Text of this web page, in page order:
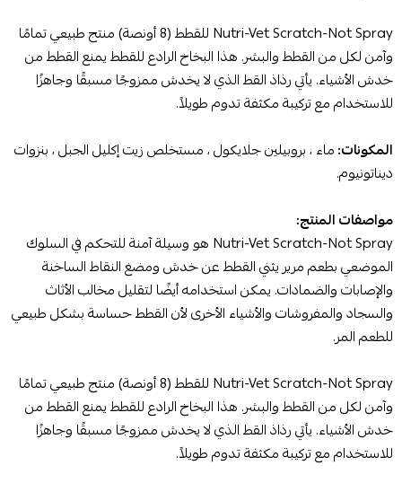
Nutri-Vet Scratch-Not Spray للقطط (8 أونصة) منتج طبيعي تمامًا
وآمن لكل من القطط والبشر. هذا البخاخ الرادع للقطط يمنع القطط من
خدش الأشياء. يأتي رذاذ القط الذي لا يخدش ممزوجًا مسبقًا وجاهزًا
للاستخدام مع تركيبة مكثفة تدوم طويلاً.
المكونات:ماء ، بروبيلين جلايكول ، مستخلص زيت إكليل الجبل ، بنزوات
ديناتونيوم.
مواصفات المنتج:
Nutri-Vet Scratch-Not Spray هو وسيلة آمنة للتحكم في السلوك
الموضعي بطعم مرير يثني القطط عن خدش ومضغ النقاط الساخنة
والإصابات والضمادات. يمكن استخدامه أيضًا لتقليل مخالب الأثاث
والسجاد والمفروشات والأشياء الأخرى لأن القطط حساسة بشكل طبيعي
للطعم المر.
Nutri-Vet Scratch-Not Spray للقطط (8 أونصة) منتج طبيعي تمامًا
وآمن لكل من القطط والبشر. هذا البخاخ الرادع للقطط يمنع القطط من
خدش الأشياء. يأتي رذاذ القط الذي لا يخدش ممزوجًا مسبقًا وجاهزًا
للاستخدام مع تركيبة مكثفة تدوم طويلاً.